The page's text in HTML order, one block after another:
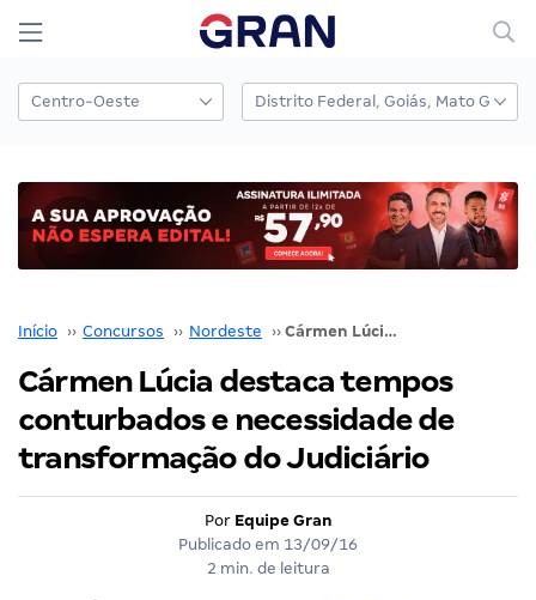
Início ›› Concursos ›› Nordeste ›› Cármen Lúcia destaca tempos conturbados e necessidade de transformação do Judiciário
Cármen Lúcia destaca tempos
conturbados e necessidade de
transformação do Judiciário
Por Equipe Gran
Publicado em 13/09/16
2 min. de leitura